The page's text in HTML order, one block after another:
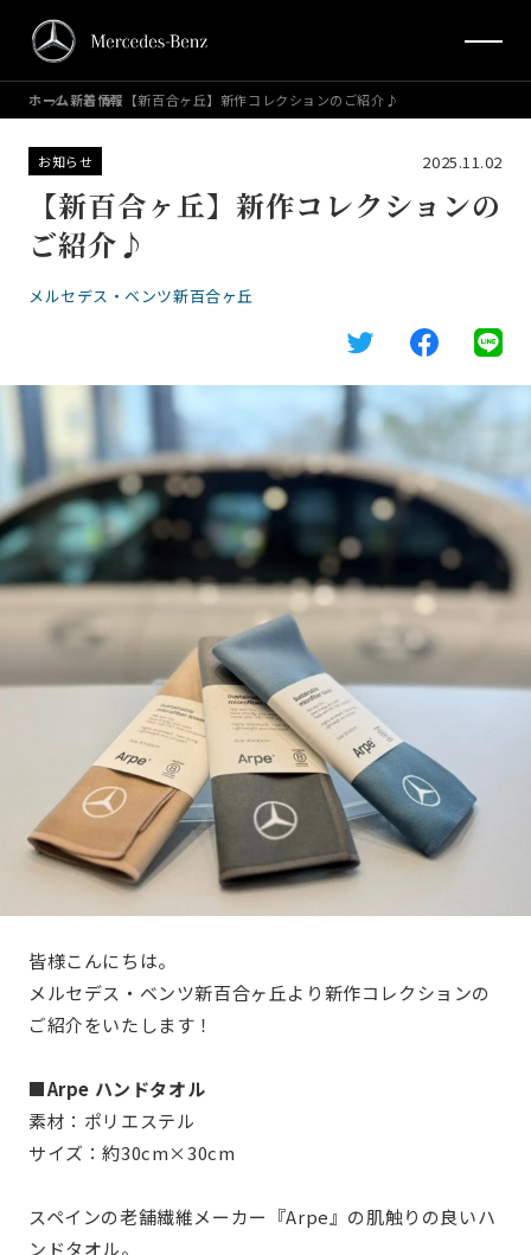
ホーム新着情報 【新百合ヶ丘】新作コレクションのご紹介♪
お知らせ 2025.11.02
【新百合ヶ丘】新作コレクションの
ご紹介♪
メルセデス・ベンツ新百合ヶ丘
皆様こんにちは。
メルセデス・ベンツ新百合ヶ丘より新作コレクションの
ご紹介をいたします！
■Arpe ハンドタオル
素材：ポリエステル
サイズ：約30cm×30cm
スペインの老舗繊維メーカー『Arpe』の肌触りの良いハ
ンドタオル。